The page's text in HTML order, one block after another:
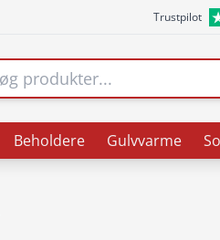
Trustpilot
Beholdere Gulvvarme